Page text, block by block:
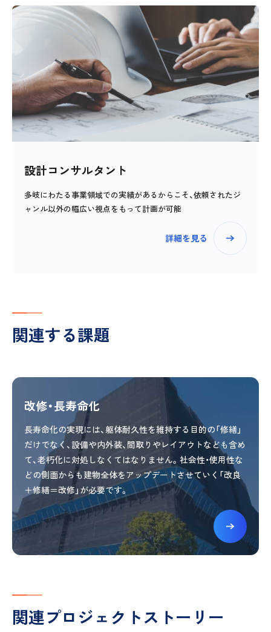
設計コンサルタント
多岐にわたる事業領域での実績があるからこそ、依頼されたジ
ャンル以外の幅広い視点をもって計画が可能
詳細を見る
関連する課題
改修・長寿命化
長寿命化の実現には、躯体耐久性を維持する目的の「修繕」
だけでなく、設備や内外装、間取りやレイアウトなども含め
て、老朽化に対処しなくてはなりません。社会性・使用性な
どの側面からも建物全体をアップデートさせていく「改良
＋修繕＝改修」が必要です。
関連プロジェクトストーリー